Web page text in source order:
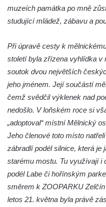
Boreč – vyhlídka k jihu
Boreč – vyhlídka k východu
Vyhlídková věž
Netolic
Vyhlídka Supí vrch
Vyhlídka Pod Schillerovou
Krupce
Vyhlídka u kaple v
cestě
Vyhlídka Harrachova skála
Rozhledna Stradonka
Vyhlídka Korzovka pod
Vyhlídka Treppenstein u
muzeích památka po mně
studující mládež, zábavu a
Při úpravě cesty k
století byla zřízena vyhlídka v
soutok dvou největších
jeho jménem. Její součástí
čemž svědčil výklenek nad
nedošlo. V loňském roce si
„adoptoval“ místní Mělnický
Jeho členové toto místo
zábradlí podél silnice, která
starému mostu. Tu využívají
podél Labe či hořínským
směrem k ZOOPARKU
letos 21. května byla právě